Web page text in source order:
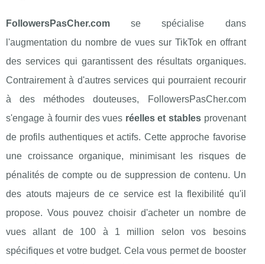
FollowersPasCher.com se spécialise dans
l'augmentation du nombre de vues sur TikTok en offrant
des services qui garantissent des résultats organiques.
Contrairement à d'autres services qui pourraient recourir
à des méthodes douteuses, FollowersPasCher.com
s'engage à fournir des vues réelles et stables provenant
de profils authentiques et actifs. Cette approche favorise
une croissance organique, minimisant les risques de
pénalités de compte ou de suppression de contenu. Un
des atouts majeurs de ce service est la flexibilité qu'il
propose. Vous pouvez choisir d'acheter un nombre de
vues allant de 100 à 1 million selon vos besoins
spécifiques et votre budget. Cela vous permet de booster